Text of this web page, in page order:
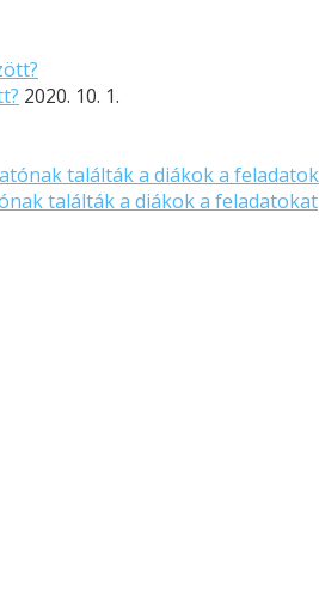
2020. 10. 1.
találták a diákok a feladatokat